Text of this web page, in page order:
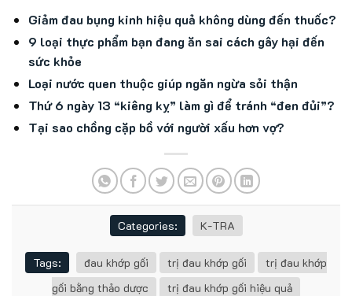
Giảm đau bụng kinh hiệu quả không dùng đến thuốc?
9 loại thực phẩm bạn đang ăn sai cách gây hại đến
sức khỏe
Loại nước quen thuộc giúp ngăn ngừa sỏi thận
Thứ 6 ngày 13 “kiêng kỵ” làm gì để tránh “đen đủi”?
Tại sao chồng cặp bồ với người xấu hơn vợ?
Categories: K-TRA
Tags: đau khớp gối trị đau khớp gối
trị đau khớp
gối bằng thảo dược
trị đau khớp gối hiệu quả